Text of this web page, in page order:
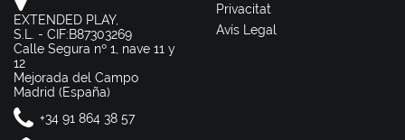
EXTENDED PLAY,
S.L. - CIF:B87303269
Calle Segura nº 1, nave 11 y
12
Mejorada del Campo
Madrid (España)
+34 91 864 38 57
Privacitat
Avís Legal